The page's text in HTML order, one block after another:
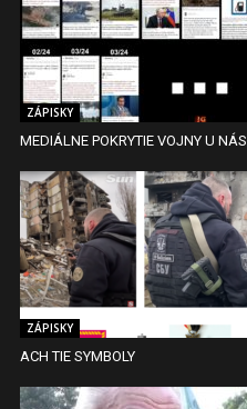
ZÁPISKY
MEDIÁLNE POKRYTIE VOJNY U NÁS
ZÁPISKY
ACH TIE SYMBOLY